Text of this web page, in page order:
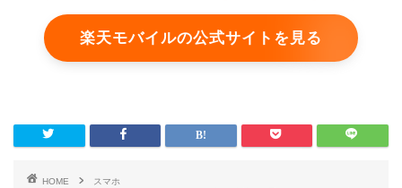
楽天モバイルの公式サイトを見る
HOME
スマホ